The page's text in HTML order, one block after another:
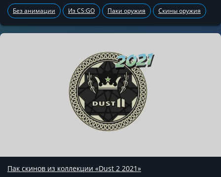
Без анимации Из CS:GO Паки оружия Скины оружия
Пак скинов из коллекции «Dust 2 2021»